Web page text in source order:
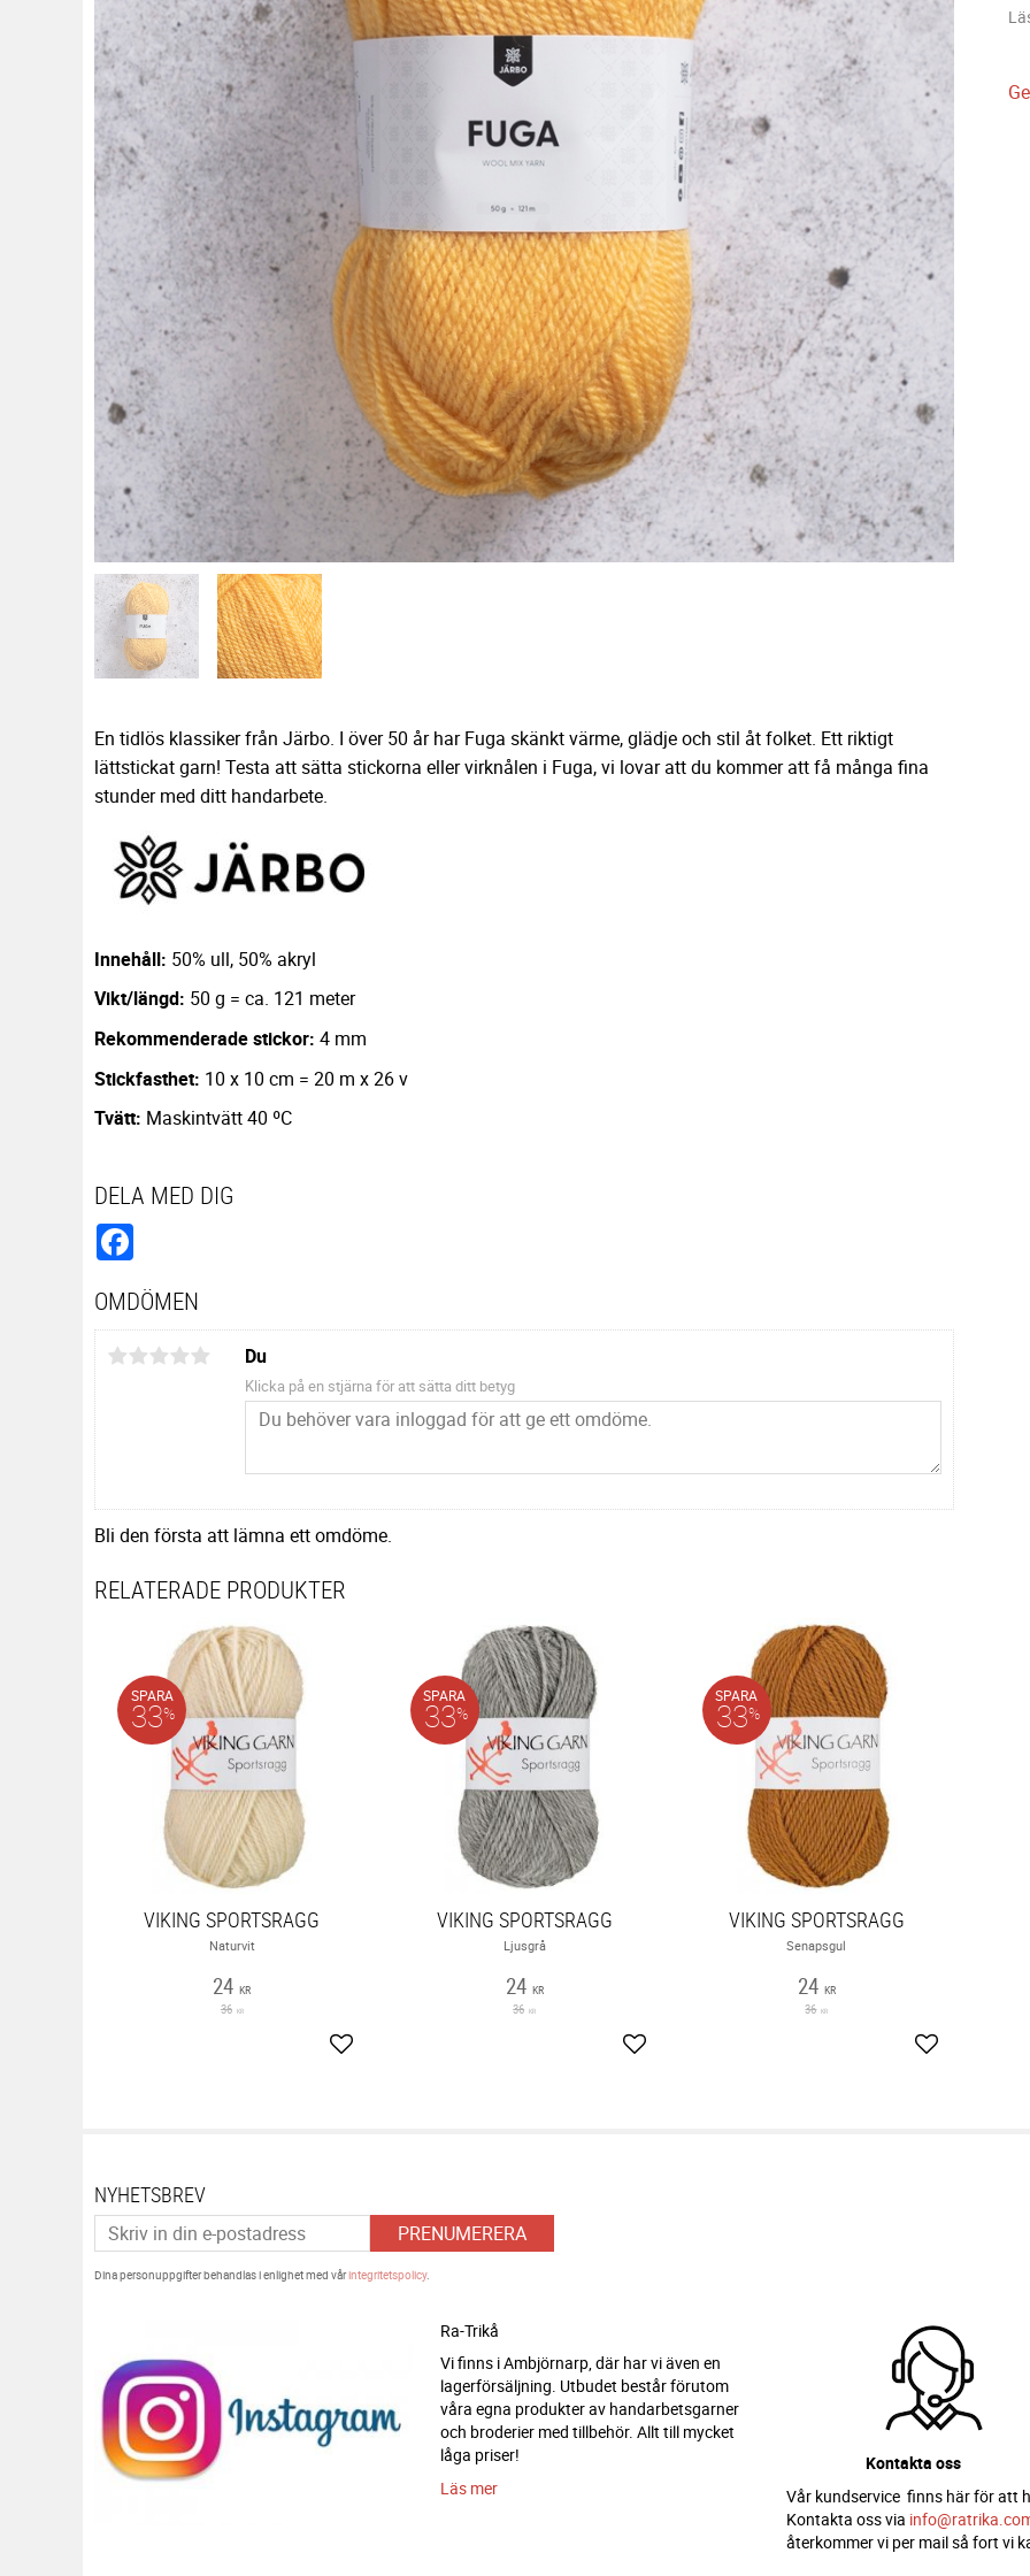
En tidlös klassiker från Järbo. I över 50 år har Fuga skänkt värme, glädje och stil åt folket. Ett riktigt
lättstickat garn! Testa att sätta stickorna eller virknålen i Fuga, vi lovar att du kommer att få många fina
stunder med ditt handarbete.
Innehåll: 50% ull, 50% akryl
Vikt/längd: 50 g = ca. 121 meter
Rekommenderade stickor: 4 mm
Stickfasthet: 10 x 10 cm = 20 m x 26 v
Tvätt: Maskintvätt 40 ºC
DELA MED DIG
OMDÖMEN
Du
Klicka på en stjärna för att sätta ditt betyg
Bli den första att lämna ett omdöme.
RELATERADE PRODUKTER
VIKING SPORTSRAGG
Naturvit
24 KR
36 KR
SPARA
33%
Lägg till i favoriter
VIKING SPORTSRAGG
Ljusgrå
24 KR
36 KR
SPARA
33%
Lägg till i favoriter
VIKING SPORTSRAGG
Senapsgul
24 KR
36 KR
SPARA
33%
Lägg till i
NYHETSBREV
PRENUMERERA
Dina personuppgifter behandlas i enlighet med vårintegritetspolicy.
Ra-Trikå
Vi finns i Ambjörnarp, där har vi även en
lagerförsäljning. Utbudet består förutom
våra egna produkter av handarbetsgarner
och broderier med tillbehör. Allt till mycket
låga priser!
Läs mer
Kontakta oss
Vår kundservice finns här för att
Kontakta oss via
återkommer vi per mail så fort vi